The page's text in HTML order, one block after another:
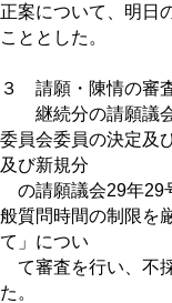
正案について、明日
こととした。
３ 請願・陳情の審
継続分の請願議会
委員会委員の決定及
及び新規分
の請願議会29年29
般質問時間の制限を
て」につい
て審査を行い、不
た。